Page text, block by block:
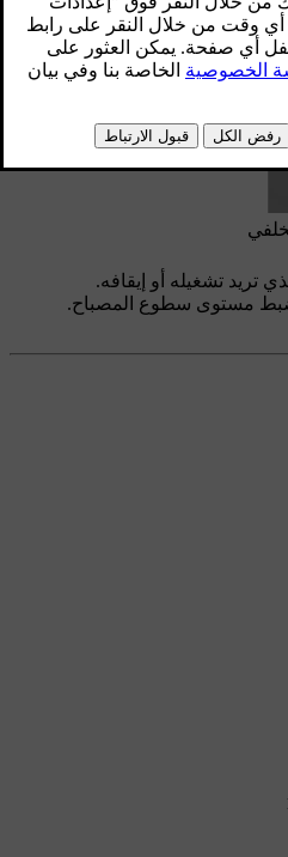
الكونسول العلوي
تريد تشغيله أو إيقافه.
مستوى سطوع المصباح.